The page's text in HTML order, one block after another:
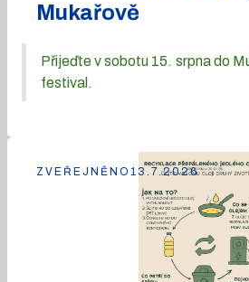
Mukařově
Přijeďte v sobotu 15. srpna do
festival.
ZVEŘEJNĚNO 13.7.2026